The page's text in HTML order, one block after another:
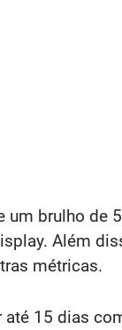
um brulho de
Além
métricas.
15 dias